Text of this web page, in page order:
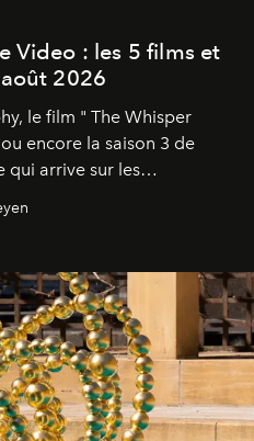
Video : les 5 films et
2026
le film " The Whisper
encore la saison 3 de
qui arrive sur les
août 2026.